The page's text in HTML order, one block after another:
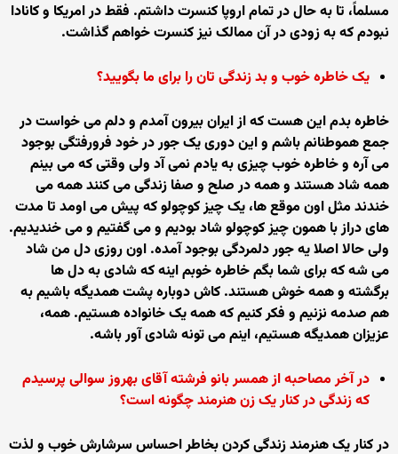
مسلماً، تا به حال در تمام اروپا کنسرت داشتم. فقط در امريکا و کانادا
نبودم که به زودی در آن ممالک نيز کنسرت خواهم گذاشت.
يک خاطره خوب و بد زندگی تان را برای ما بگوييد؟
خاطره بدم اين هست که از ايران بيرون آمدم و دلم می خواست در
جمع هموطنانم باشم و اين دوری يک جور در خود فرورفتگی بوجود
می آره و خاطره خوب چيزی به يادم نمی آد ولی وقتی که می بينم
همه شاد هستند و همه در صلح و صفا زندگی می کنند همه می
خندند مثل اون موقع ها، يک چيز کوچولو که پيش می اومد تا مدت
های دراز با همون چيز کوچولو شاد بوديم و می گفتيم و می خنديديم.
ولی حالا اصلا يه جور دلمردگی بوجود آمده. اون روزی دل من شاد
می شه که برای شما بگم خاطره خوبم اينه که شادی به دل ها
برگشته و همه خوش هستند. کاش دوباره پشت همديگه باشيم به
هم صدمه نزنيم و فکر کنيم که همه يک خانواده هستيم. همه،
عزيزان همديگه هستيم، اينم می تونه شادی آور باشه.
در آخر مصاحبه از همسر بانو فرشته آقای بهروز سوالی پرسيدم
که زندگی در کنار يک زن هنرمند چگونه است؟
در کنار يک هنرمند زندگی کردن بخاطر احساس سرشارش خوب و لذت